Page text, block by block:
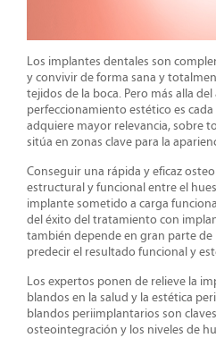
Los implantes dentales son
y convivir de forma sana y
tejidos de la boca. Pero más alla
perfeccionamiento estético es
adquiere mayor relevancia, sobre
sitúa en zonas clave para la
Conseguir una rápida y eficaz
estructural y funcional entre el
implante sometido a carga
del éxito del tratamiento con
también depende en gran parte de
predecir el resultado funcional y
Los expertos ponen de relieve la
blandos en la salud y la estética
blandos periimplantarios son
osteointegración y los niveles de